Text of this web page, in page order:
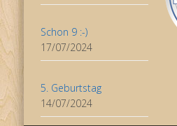
Schon 9 :-)
17/07/2024
5. Geburtstag
14/07/2024